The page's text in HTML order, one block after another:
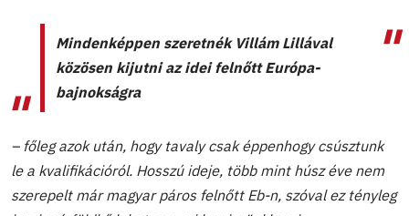
Mindenképpen szeretnék Villám Lillával
közösen kijutni az idei felnőtt Európa-
bajnokságra
– főleg azok után, hogy tavaly csak éppenhogy csúsztunk
le a kvalifikációról. Hosszú ideje, több mint húsz éve nem
szerepelt már magyar páros felnőtt Eb-n, szóval ez tényleg